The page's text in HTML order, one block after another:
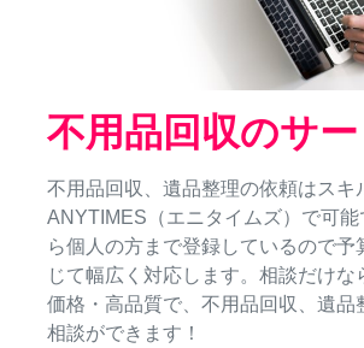
不用品回収のサ
不用品回収、遺品整理の依頼はスキ
ANYTIMES（エニタイムズ）で可
ら個人の方まで登録しているので予
じて幅広く対応します。相談だけな
価格・高品質で、不用品回収、遺品
相談ができます！